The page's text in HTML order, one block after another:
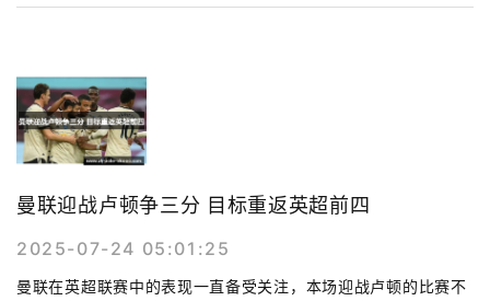
曼联迎战卢顿争三分 目标重返英超前四
2025-07-24 05:01:25
曼联在英超联赛中的表现一直备受关注，本场迎战卢顿的比赛不